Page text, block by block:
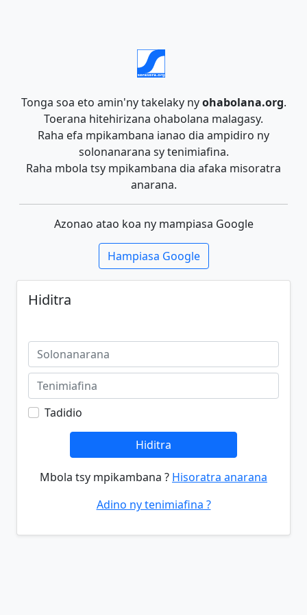
Tonga soa eto amin'ny takelaky nyohabolana.org.
Toerana hitehirizana ohabolana malagasy.
Raha efa mpikambana ianao dia ampidiro ny
solonanarana sy tenimiafina.
Raha mbola tsy mpikambana dia afaka misoratra
anarana.
Azonao atao koa ny mampiasa Google
Hampiasa Google
Hiditra
Tadidio
Hiditra
Mbola tsy mpikambana ? Hisoratra anarana
Adino ny tenimiafina ?